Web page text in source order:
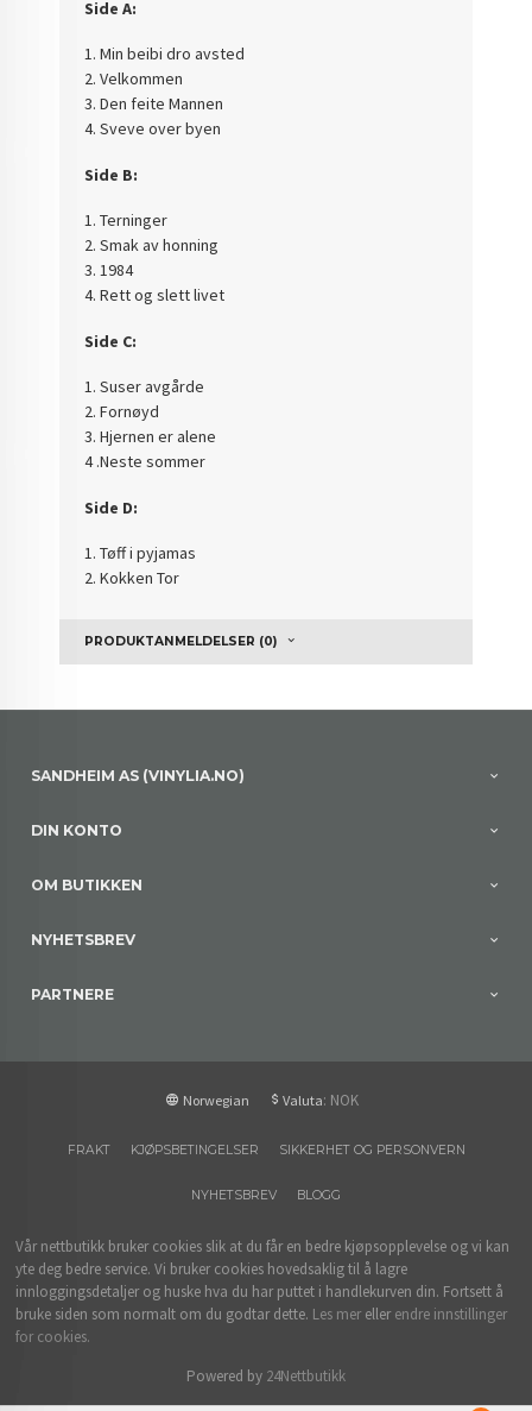
Side A:
1. Min beibi dro avsted
2. Velkommen
3. Den feite Mannen
4. Sveve over byen
Side B:
1. Terninger
2. Smak av honning
3. 1984
4. Rett og slett livet
Side C:
1. Suser avgårde
2. Fornøyd
3. Hjernen er alene
4 .Neste sommer
Side D:
1. Tøff i pyjamas
2. Kokken Tor
PRODUKTANMELDELSER (0)
SANDHEIM AS (VINYLIA.NO)
DIN KONTO
OM BUTIKKEN
NYHETSBREV
PARTNERE
Norwegian Valuta: NOK
FRAKT KJØPSBETINGELSER SIKKERHET OG PERSONVERN
NYHETSBREV BLOGG
Vår nettbutikk bruker cookies slik at du får en bedre kjøpsopplevelse og vi kan
yte deg bedre service. Vi bruker cookies hovedsaklig til å lagre
innloggingsdetaljer og huske hva du har puttet i handlekurven din. Fortsett å
bruke siden som normalt om du godtar dette. Les mer eller endre innstillinger
for cookies.
Powered by 24Nettbutikk